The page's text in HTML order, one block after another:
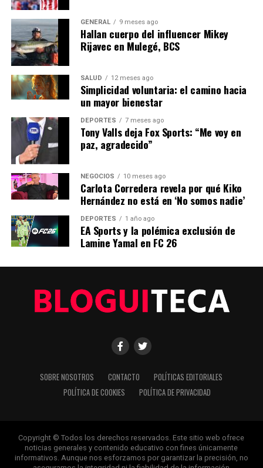
NOTICIAS RELACIONADAS:
SIGUIENTE
Aumento del Turismo en España Impulsa la Economía
Nacional
ANTERIOR
La Innovación Tecnológica Revoluciona la Agricultura en
Editorial
Nuestro equipo editorial no solo informa las noticias: las vive.
Con años de experiencia en primera línea, buscamos los
hechos, los verificamos con rigor y contamos las historias que
dan forma a nuestro mundo. Impulsados por la integridad y
una mirada atenta al detalle, abordamos la política, la cultura y
la tecnología con un análisis preciso y profundo. Cuando los
bandeja de plata.
GENERAL 9 meses ago
Hallan cuerpo del influencer Mikey
Rijavec en Mulegé, BCS
SALUD 12 meses ago
Simplicidad voluntaria: el camino hacia
un mayor bienestar
DEPORTES 7 meses ago
Tony Valls deja Fox Sports: “Me voy en
paz, agradecido”
NEGOCIOS 10 meses ago
Carlota Corredera revela por qué Kiko
Hernández no está en ‘No somos nadie’
DEPORTES 1 año ago
EA Sports y la polémica exclusión de
Lamine Yamal en FC 26
SOBRE NOSOTROS CONTACTO
POLÍTICAS EDITORIALES
POLÍTICA DE COOKIES
POLÍTICA DE PRIVACIDAD
Copyright © Todos los derechos reservados. Este sitio web ofrece
noticias generales y contenido educativo con fines únicamente
informativos. Aunque nos esforzamos por garantizar la precisión, no